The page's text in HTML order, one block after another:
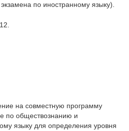
по иностранному языку).
на совместную программу
по обществознанию и
языку для определения уровня